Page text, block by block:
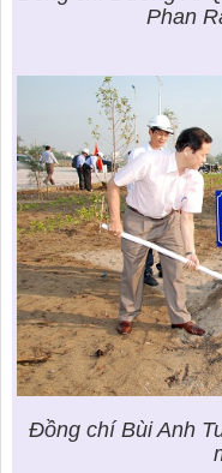
Phan
Đồng chí Bùi Anh